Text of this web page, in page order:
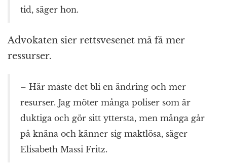
tid, säger hon.
Advokaten sier rettsvesenet må få mer
ressurser.
– Här måste det bli en ändring och mer
resurser. Jag möter många poliser som är
duktiga och gör sitt yttersta, men många går
på knäna och känner sig maktlösa, säger
Elisabeth Massi Fritz.